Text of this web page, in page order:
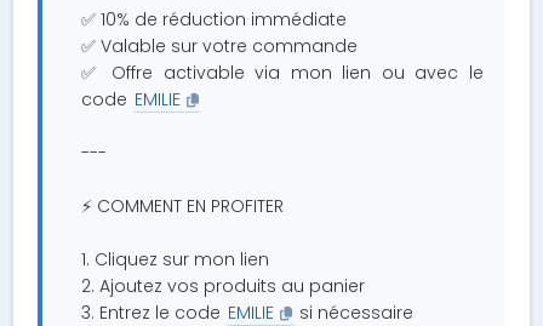
✅ 10% de réduction immédiate
✅ Valable sur votre commande
✅ Offre activable via mon lien ou avec le
code EMILIE
---
⚡ COMMENT EN PROFITER
1. Cliquez sur mon lien
2. Ajoutez vos produits au panier
3. Entrez le code EMILIE
si nécessaire